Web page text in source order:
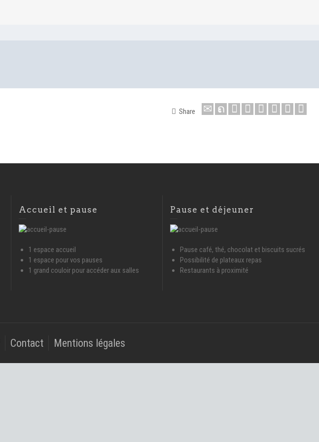
Share
Accueil et pause
1 espace accueil
1 espace pour vos pauses
1 grand couloir pour accéder aux salles
Pause et déjeuner
Pause café, thé, chocolat et biscuits sucrés
Possibilité de plateaux repas
Restaurants à proximité
Contact Mentions légales